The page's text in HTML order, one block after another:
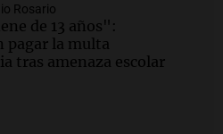
Rosario
de 13 años":
pagar la multa
tras amenaza escolar